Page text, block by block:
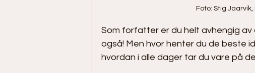
Foto: Stig
Som forfatter er du helt avhengig
også! Men hvor henter du de beste
hvordan i alle dager tar du vare på